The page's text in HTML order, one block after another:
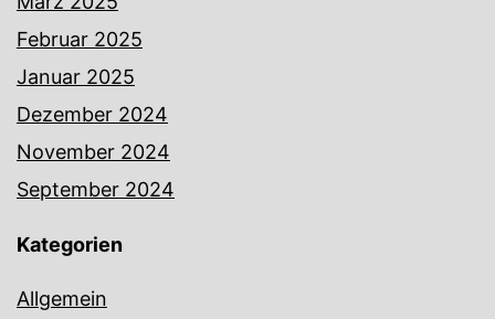
Februar 2025
Januar 2025
Dezember 2024
November 2024
September 2024
Kategorien
Allgemein